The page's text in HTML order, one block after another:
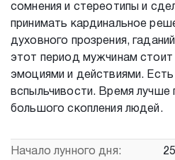
сомнения и стереотипы и
принимать кардинальное
духовного прозрения,
этот период мужчинам стоит
эмоциями и действиями.
вспыльчивости. Время лучше
большого скопления людей.
Начало лунного дня: